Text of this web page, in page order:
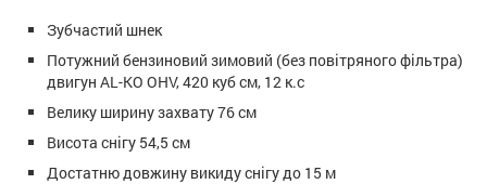
Зубчастий шнек
Потужний бензиновий зимовий (без повітряного фільтра)
двигун AL-KO OHV, 420 куб см, 12 к.с
Велику ширину захвату 76 см
Висота снігу 54,5 см
Достатню довжину викиду снігу до 15 м